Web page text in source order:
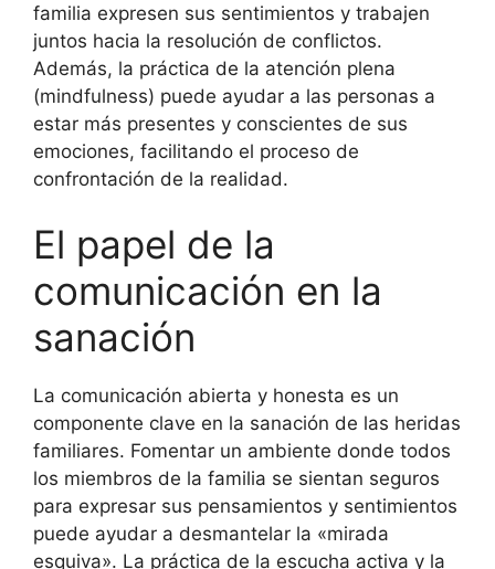
familia expresen sus sentimientos y trabajen
juntos hacia la resolución de conflictos.
Además, la práctica de la atención plena
(mindfulness) puede ayudar a las personas a
estar más presentes y conscientes de sus
emociones, facilitando el proceso de
confrontación de la realidad.
El papel de la
comunicación en la
sanación
La comunicación abierta y honesta es un
componente clave en la sanación de las heridas
familiares. Fomentar un ambiente donde todos
los miembros de la familia se sientan seguros
para expresar sus pensamientos y sentimientos
puede ayudar a desmantelar la «mirada
esquiva». La práctica de la escucha activa y la